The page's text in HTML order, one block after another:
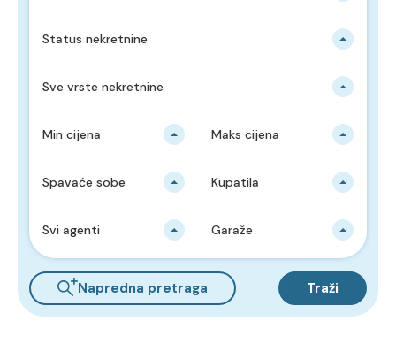
Status nekretnine
Sve vrste nekretnine
Min cijena Maks cijena
Spavaće sobe Kupatila
Svi agenti Garaže
Napredna pretraga Traži